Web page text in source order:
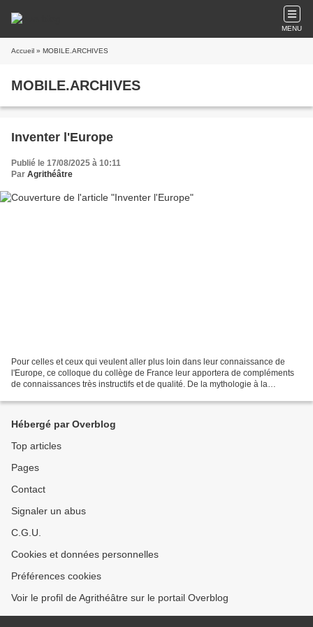
MENU
Accueil » MOBILE.ARCHIVES
MOBILE.ARCHIVES
Inventer l'Europe
Publié le 17/08/2025 à 10:11
Par Agrithéâtre
Pour celles et ceux qui veulent aller plus loin dans leur connaissance de
l'Europe, ce colloque du collège de France leur apportera de compléments
de connaissances très instructifs et de qualité. De la mythologie à la
Hébergé par Overblog
Top articles
Pages
Contact
Signaler un abus
C.G.U.
Cookies et données personnelles
Préférences cookies
Voir le profil de Agrithéâtre sur le portail Overblog